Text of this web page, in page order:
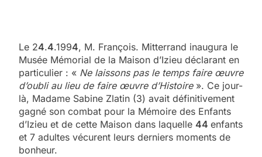
Le 24.4.1994, M. François. Mitterrand inaugura le
Musée Mémorial de la Maison d’Izieu déclarant en
particulier : « Ne laissons pas le temps faire œuvre
d’oubli au lieu de faire œuvre d’Histoire». Ce jour-
là, Madame Sabine Zlatin (3) avait définitivement
gagné son combat pour la Mémoire des Enfants
d’Izieu et de cette Maison dans laquelle 44 enfants
et 7 adultes vécurent leurs derniers moments de
bonheur.